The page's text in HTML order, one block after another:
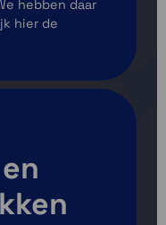
hebben daar
hier de